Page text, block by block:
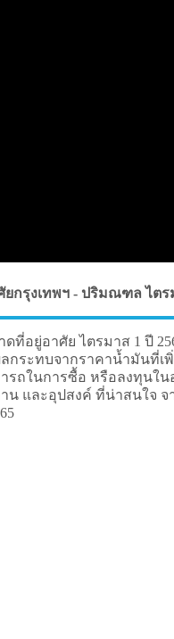
กรุงเทพฯ - ปริมณฑล ไตร
ที่อยู่อาศัย ไตรมาส 1 ปี
กระทบจากราคาน้ำมันที่เ
รถในการซื้อ หรือลงทุนใ
น และอุปสงค์ ที่น่าสนใจ